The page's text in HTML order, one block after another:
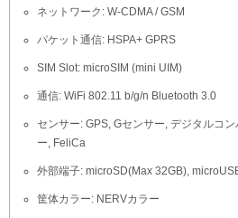
ネットワーク: W-CDMA / GSM
パケット通信: HSPA+ GPRS
SIM Slot: microSIM (mini UIM)
通信: WiFi 802.11 b/g/n Bluetooth 3.0
センサー: GPS, Gセンサー, デジタルコ
ー, FeliCa
外部端子: microSD(Max 32GB),
筐体カラー: NERVカラー